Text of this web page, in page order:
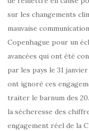
sur les changements
mauvaise
Copenhague pour un
avancées qui ont été
par les pays le 31
ont ignoré ces
traiter le barnum des
la sécheresse des
engagement réel de la